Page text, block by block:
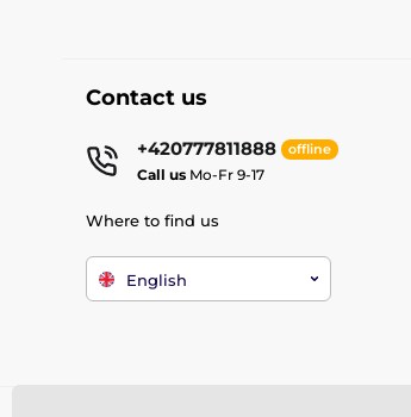
Contact us
+420777811888 offline
Call us Mo-Fr 9-17
Where to find us
English